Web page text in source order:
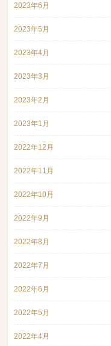
2023年6月
2023年5月
2023年4月
2023年3月
2023年2月
2023年1月
2022年12月
2022年11月
2022年10月
2022年9月
2022年8月
2022年7月
2022年6月
2022年5月
2022年4月